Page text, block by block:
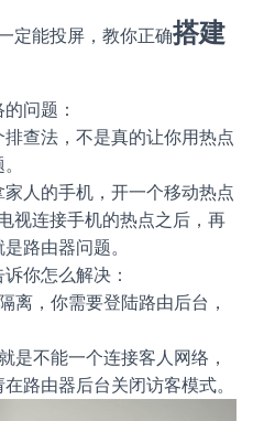
定能投屏，教你正确搭建
问题：
查法，不是真的让你用热点
人的手机，开一个移动热点
视连接手机的热点之后，再
路由器问题。
你怎么解决：
离，你需要登陆路由后台，
是不能一个连接客人网络，
路由器后台关闭访客模式。